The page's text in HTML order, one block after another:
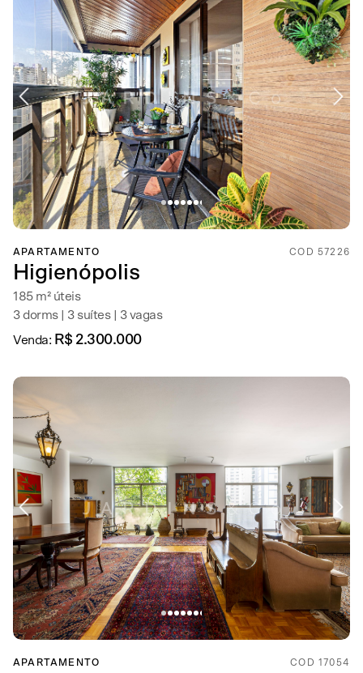
APARTAMENTO COD 57226
Higienópolis
185 m² úteis
3 dorms | 3 suítes | 3 vagas
Venda: R$ 2.300.000
APARTAMENTO COD 17054